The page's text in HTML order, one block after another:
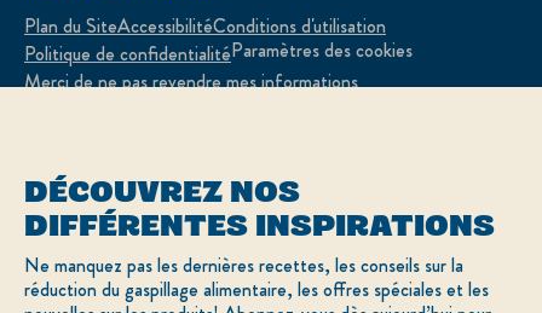
Plan du SiteAccessibilitéConditions d'utilisation
Politique de confidentialitéParamètres des cookies
Merci de ne pas revendre mes informations
LOCATION
Canada Sélectionnez votre pays
DÉCOUVREZ NOS
DIFFÉRENTES INSPIRATIONS
Ne manquez pas les dernières recettes, les conseils sur la
réduction du gaspillage alimentaire, les offres spéciales et les